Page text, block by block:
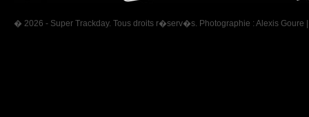
� 2026 - Super Trackday. Tous droits r�serv�s. Photographie : Alexis Goure